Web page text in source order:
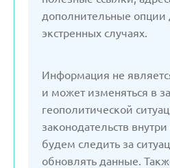
дополнительные
экстренных случаях.
Информация не
и может изменяться в
геополитической
законодательств
будем следить за
обновлять данные.
Казахстан
Кыргызстан
Латвия
Литва